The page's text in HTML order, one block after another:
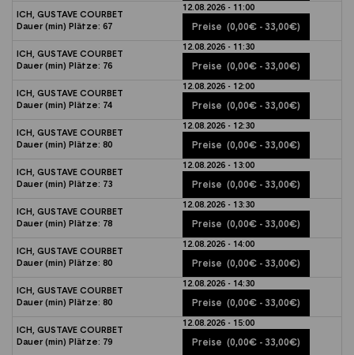
ICH, GUSTAVE COURBET
Dauer (min) Plätze: 67
12.08.2026 - 11:00
Preise (0,00€ - 33,00€)
ICH, GUSTAVE COURBET
Dauer (min) Plätze: 76
12.08.2026 - 11:30
Preise (0,00€ - 33,00€)
ICH, GUSTAVE COURBET
Dauer (min) Plätze: 74
12.08.2026 - 12:00
Preise (0,00€ - 33,00€)
ICH, GUSTAVE COURBET
Dauer (min) Plätze: 80
12.08.2026 - 12:30
Preise (0,00€ - 33,00€)
ICH, GUSTAVE COURBET
Dauer (min) Plätze: 73
12.08.2026 - 13:00
Preise (0,00€ - 33,00€)
ICH, GUSTAVE COURBET
Dauer (min) Plätze: 78
12.08.2026 - 13:30
Preise (0,00€ - 33,00€)
ICH, GUSTAVE COURBET
Dauer (min) Plätze: 80
12.08.2026 - 14:00
Preise (0,00€ - 33,00€)
ICH, GUSTAVE COURBET
Dauer (min) Plätze: 80
12.08.2026 - 14:30
Preise (0,00€ - 33,00€)
ICH, GUSTAVE COURBET
Dauer (min) Plätze: 79
12.08.2026 - 15:00
Preise (0,00€ - 33,00€)